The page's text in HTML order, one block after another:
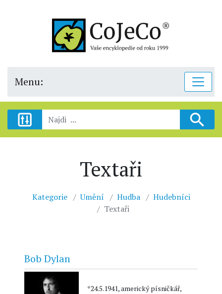
Menu:
Textaři
Kategorie Umění Hudba
Hudebníci
Textaři
Bob Dylan
*24.5.1941, americký písničkář,